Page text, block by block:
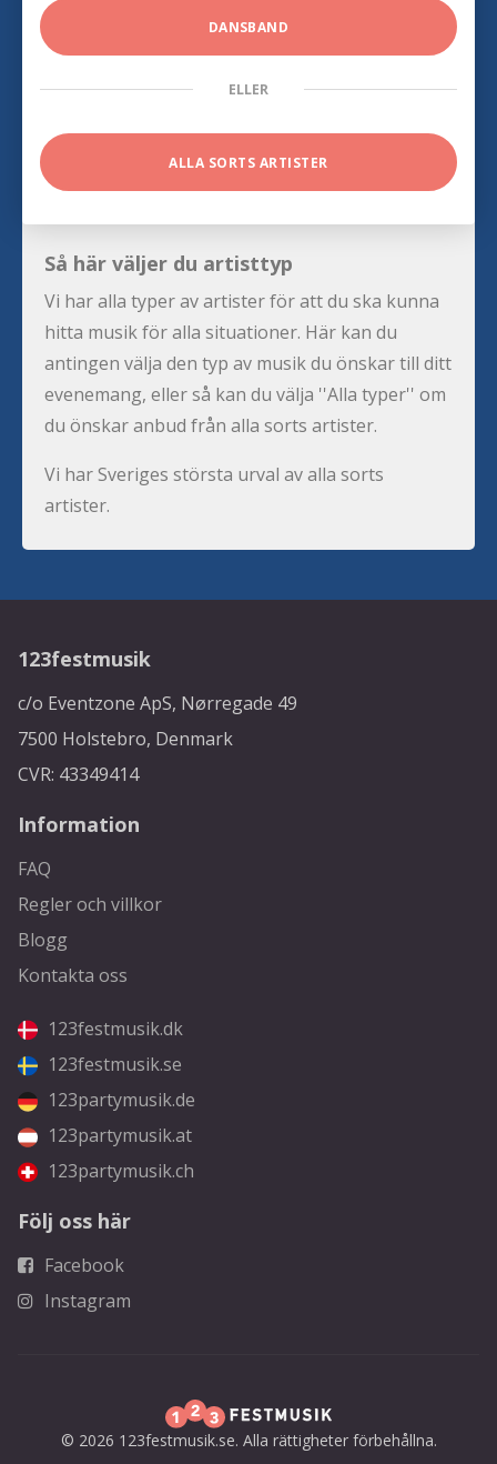
DANSBAND
ELLER
ALLA SORTS ARTISTER
Så här väljer du artisttyp
Vi har alla typer av artister för att du ska kunna
hitta musik för alla situationer. Här kan du
antingen välja den typ av musik du önskar till ditt
evenemang, eller så kan du välja ''Alla typer'' om
du önskar anbud från alla sorts artister.
Vi har Sveriges största urval av alla sorts
artister.
123festmusik
c/o Eventzone ApS, Nørregade 49
7500 Holstebro, Denmark
CVR: 43349414
Information
FAQ
Regler och villkor
Blogg
Kontakta oss
123festmusik.dk
123festmusik.se
123partymusik.de
123partymusik.at
123partymusik.ch
Följ oss här
Facebook
Instagram
© 2026 123festmusik.se. Alla rättigheter förbehållna.